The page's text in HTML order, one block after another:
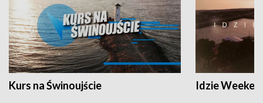
Kurs na Świnoujście Idzie